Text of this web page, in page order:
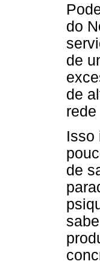
do
de
de
Isso
de